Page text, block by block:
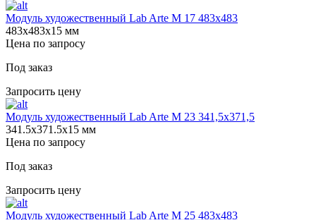
Модуль художественный Lab Arte М 17 483х483
483х483х15 мм
Цена по запросу
Под заказ
Запросить цену
Модуль художественный Lab Arte М 23 341,5х371,5
341.5х371.5х15 мм
Цена по запросу
Под заказ
Запросить цену
Модуль художественный Lab Arte М 25 483х483